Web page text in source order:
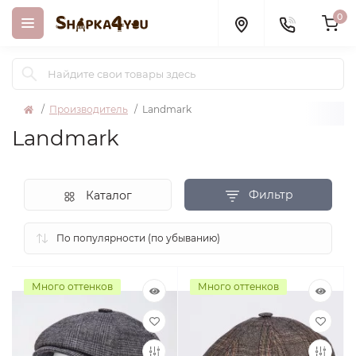
0
Производитель Landmark
Landmark
Фильтр
Каталог
Много оттенков Много оттенков